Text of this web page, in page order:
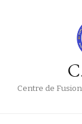
Centre de